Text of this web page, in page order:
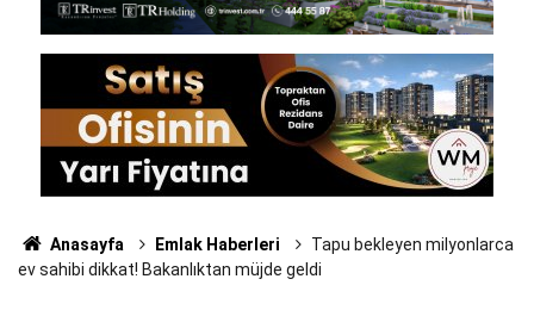
Anasayfa Emlak Haberleri
Tapu bekleyen milyonlarca
ev sahibi dikkat! Bakanlıktan müjde geldi